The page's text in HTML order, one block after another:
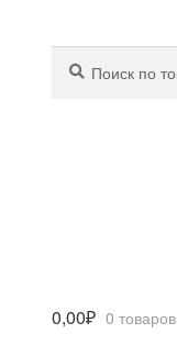
0,00₽ 0 товаров